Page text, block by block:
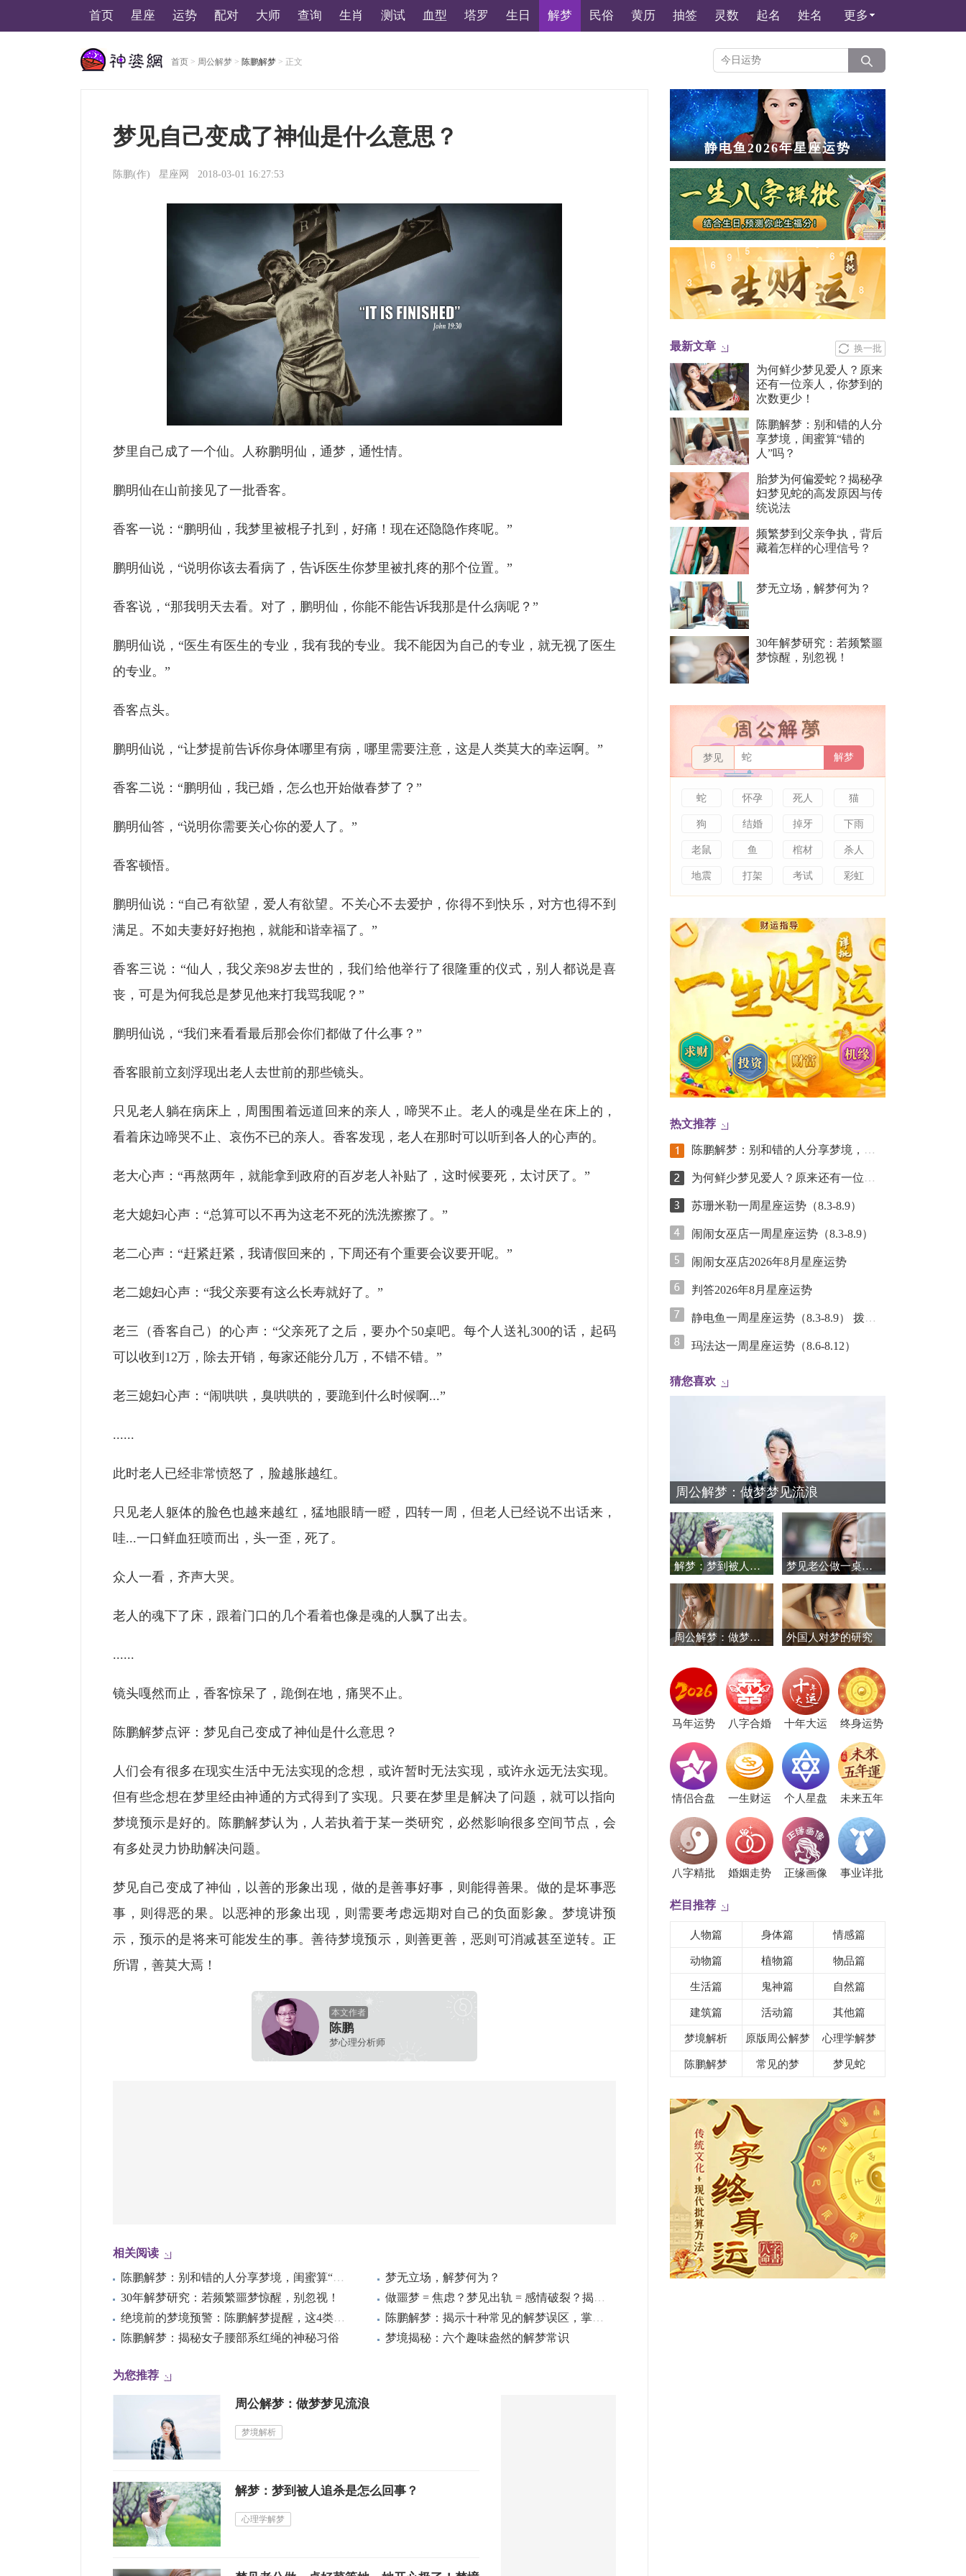
首页 星座 运势 配对 大师 查询 生肖 测试 血型 塔罗 生日 解梦 民俗 黄历 抽签 灵数 起名 姓名 更多
首页 > 周公解梦 > 陈鹏解梦 > 正文
梦见自己变成了神仙是什么意思？
陈鹏(作) 星座网 2018-03-01 16:27:53
梦里自己成了一个仙。人称鹏明仙，通梦，通性情。
鹏明仙在山前接见了一批香客。
香客一说：“鹏明仙，我梦里被棍子扎到，好痛！现在还隐隐作疼呢。”
鹏明仙说，“说明你该去看病了，告诉医生你梦里被扎疼的那个位置。”
香客说，“那我明天去看。对了，鹏明仙，你能不能告诉我那是什么病呢？”
鹏明仙说，“医生有医生的专业，我有我的专业。我不能因为自己的专业，就无视了医生
的专业。”
香客点头。
鹏明仙说，“让梦提前告诉你身体哪里有病，哪里需要注意，这是人类莫大的幸运啊。”
香客二说：“鹏明仙，我已婚，怎么也开始做春梦了？”
鹏明仙答，“说明你需要关心你的爱人了。”
香客顿悟。
鹏明仙说：“自己有欲望，爱人有欲望。不关心不去爱护，你得不到快乐，对方也得不到
满足。不如夫妻好好抱抱，就能和谐幸福了。”
香客三说：“仙人，我父亲98岁去世的，我们给他举行了很隆重的仪式，别人都说是喜
丧，可是为何我总是梦见他来打我骂我呢？”
鹏明仙说，“我们来看看最后那会你们都做了什么事？”
香客眼前立刻浮现出老人去世前的那些镜头。
只见老人躺在病床上，周围围着远道回来的亲人，啼哭不止。老人的魂是坐在床上的，
看着床边啼哭不止、哀伤不已的亲人。香客发现，老人在那时可以听到各人的心声的。
老大心声：“再熬两年，就能拿到政府的百岁老人补贴了，这时候要死，太讨厌了。”
老大媳妇心声：“总算可以不再为这老不死的洗洗擦擦了。”
老二心声：“赶紧赶紧，我请假回来的，下周还有个重要会议要开呢。”
老二媳妇心声：“我父亲要有这么长寿就好了。”
老三（香客自己）的心声：“父亲死了之后，要办个50桌吧。每个人送礼300的话，起码
可以收到12万，除去开销，每家还能分几万，不错不错。”
老三媳妇心声：“闹哄哄，臭哄哄的，要跪到什么时候啊...”
......
此时老人已经非常愤怒了，脸越胀越红。
只见老人躯体的脸色也越来越红，猛地眼睛一瞪，四转一周，但老人已经说不出话来，
哇...一口鲜血狂喷而出，头一歪，死了。
众人一看，齐声大哭。
老人的魂下了床，跟着门口的几个看着也像是魂的人飘了出去。
......
镜头嘎然而止，香客惊呆了，跪倒在地，痛哭不止。
陈鹏解梦点评：梦见自己变成了神仙是什么意思？
人们会有很多在现实生活中无法实现的念想，或许暂时无法实现，或许永远无法实现。
但有些念想在梦里经由神通的方式得到了实现。只要在梦里是解决了问题，就可以指向
梦境预示是好的。陈鹏解梦认为，人若执着于某一类研究，必然影响很多空间节点，会
有多处灵力协助解决问题。
梦见自己变成了神仙，以善的形象出现，做的是善事好事，则能得善果。做的是坏事恶
事，则得恶的果。以恶神的形象出现，则需要考虑远期对自己的负面影象。梦境讲预
示，预示的是将来可能发生的事。善待梦境预示，则善更善，恶则可消减甚至逆转。正
所谓，善莫大焉！
本文作者
陈鹏
梦心理分析师
相关阅读
陈鹏解梦：别和错的人分享梦境，闺蜜算“错的人”吗？
梦无立场，解梦何为？
30年解梦研究：若频繁噩梦惊醒，别忽视！
做噩梦 = 焦虑？梦见出轨 = 感情破裂？揭秘解梦圈五大常见陷阱
绝境前的梦境预警：陈鹏解梦提醒，这4类梦千万别忽视！
陈鹏解梦：揭示十种常见的解梦误区，掌握专业解梦方法
陈鹏解梦：揭秘女子腰部系红绳的神秘习俗
梦境揭秘：六个趣味盎然的解梦常识
为您推荐
周公解梦：做梦梦见流浪
梦境解析
解梦：梦到被人追杀是怎么回事？
心理学解梦
静电鱼2026年星座运势
换一批
最新文章
为何鲜少梦见爱人？原来
还有一位亲人，你梦到的
次数更少！
陈鹏解梦：别和错的人分
享梦境，闺蜜算“错的
人”吗？
胎梦为何偏爱蛇？揭秘孕
妇梦见蛇的高发原因与传
统说法
频繁梦到父亲争执，背后
藏着怎样的心理信号？
梦无立场，解梦何为？
30年解梦研究：若频繁噩
梦惊醒，别忽视！
梦见 解梦
蛇 怀孕 死人 猫
狗 结婚 掉牙 下雨
老鼠 鱼 棺材 杀人
地震 打架 考试 彩虹
热文推荐
陈鹏解梦：别和错的人分享梦境，闺蜜算“错的人”吗？
为何鲜少梦见爱人？原来还有一位亲人，你梦到的次数更少！
苏珊米勒一周星座运势（8.3-8.9）
闹闹女巫店一周星座运势（8.3-8.9）
闹闹女巫店2026年8月星座运势
判答2026年8月星座运势
静电鱼一周星座运势（8.3-8.9） 拨云见日，废墟上的理性重构
玛法达一周星座运势（8.6-8.12）
猜您喜欢
周公解梦：做梦梦见流浪
解梦：梦到被人追杀是怎么回事？ 梦见老公做一桌好菜等她，她开心极了！梦境预示却指向老公有坎！
周公解梦：做梦梦见唱歌 外国人对梦的研究
马年运势 八字合婚 十年大运 终身运势
情侣合盘 一生财运 个人星盘 未来五年
八字精批 婚姻走势 正缘画像 事业详批
栏目推荐
人物篇 身体篇 情感篇
动物篇 植物篇 物品篇
生活篇 鬼神篇 自然篇
建筑篇 活动篇 其他篇
梦境解析 原版周公解梦 心理学解梦
陈鹏解梦 常见的梦 梦见蛇